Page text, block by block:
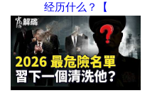
经历什么？【